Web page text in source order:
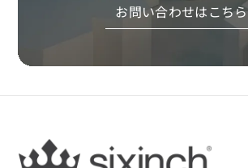
お問い合わせはこちら